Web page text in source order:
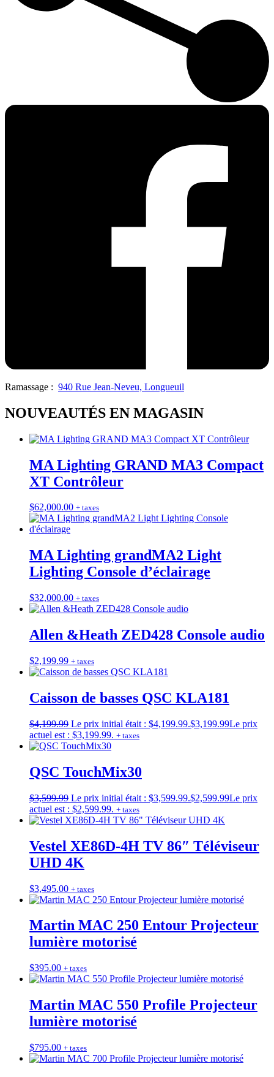
Ramassage : 940 Rue Jean-Neveu, Longueuil
NOUVEAUTÉS EN MAGASIN
MA Lighting GRAND MA3 Compact
XT Contrôleur
$62,000.00 + taxes
MA Lighting grandMA2 Light
Lighting Console d’éclairage
$32,000.00 + taxes
Allen &Heath ZED428 Console audio
$2,199.99 + taxes
Caisson de basses QSC KLA181
$4,199.99 Le prix initial était : $4,199.99.$3,199.99Le prix
actuel est : $3,199.99. + taxes
QSC TouchMix30
$3,599.99 Le prix initial était : $3,599.99.$2,599.99Le prix
actuel est : $2,599.99. + taxes
Vestel XE86D-4H TV 86″ Téléviseur
UHD 4K
$3,495.00 + taxes
Martin MAC 250 Entour Projecteur
lumière motorisé
$395.00 + taxes
Martin MAC 550 Profile Projecteur
lumière motorisé
$795.00 + taxes